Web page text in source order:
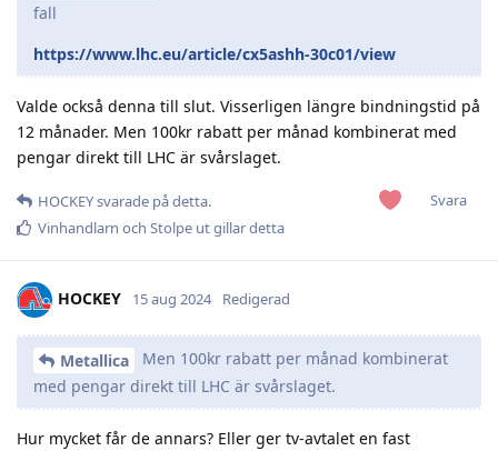
fall
https://www.lhc.eu/article/cx5ashh-30c01/view
Valde också denna till slut. Visserligen längre bindningstid på
12 månader. Men 100kr rabatt per månad kombinerat med
pengar direkt till LHC är svårslaget.
Svara
HOCKEYsvarade på detta.
Vinhandlarn och Stolpe utgillar detta
HOCKEY 15 aug 2024 Redigerad
Metallica
Men 100kr rabatt per månad kombinerat
med pengar direkt till LHC är svårslaget.
Hur mycket får de annars? Eller ger tv-avtalet en fast